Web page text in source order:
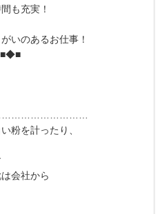
も充実！
いのあるお仕事！
粉を計ったり、
会社から